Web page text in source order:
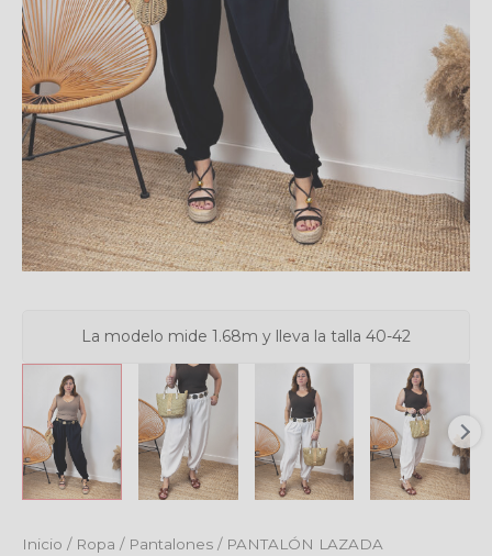
La modelo mide 1.68m y lleva la talla 40-42
Inicio / Ropa / Pantalones / PANTALÓN LAZADA
PANTALÓN